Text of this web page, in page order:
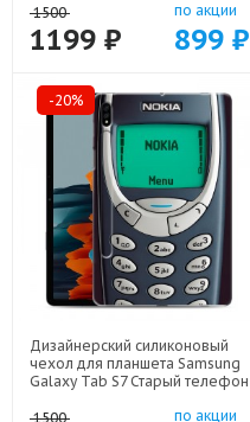
1500
1199 ₽
по акции
899 ₽
-20%
Дизайнерский силиконовый
чехол для планшета Samsung
Galaxy Tab S7 Старый телефон
1500
по акции